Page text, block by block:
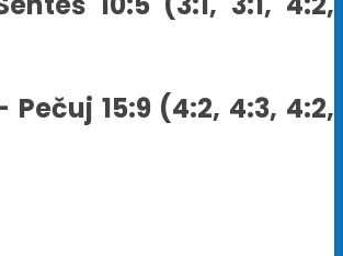
Pečuj 15:9 (4:2, 4:3, 4:2,